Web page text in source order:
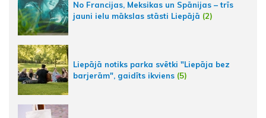
No Francijas, Meksikas un Spānijas – trīs
jauni ielu mākslas stāsti Liepājā (2)
Liepājā notiks parka svētki "Liepāja bez
barjerām", gaidīts ikviens (5)